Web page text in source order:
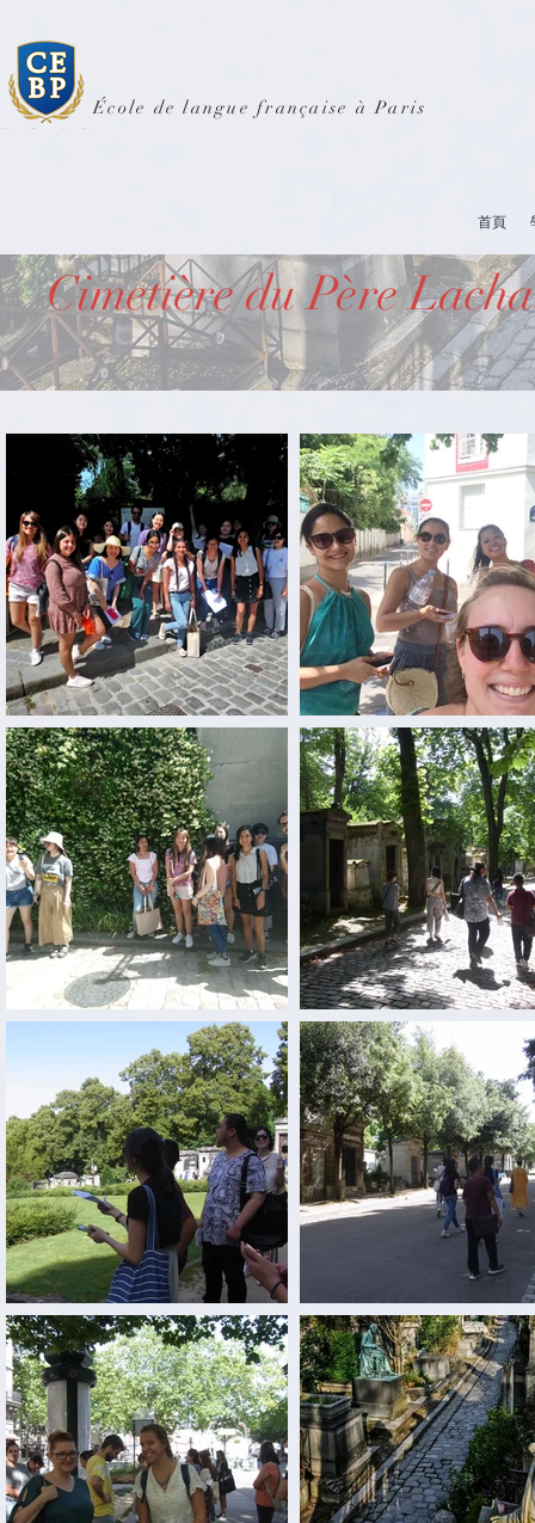
École de langue française à Paris
首頁
Cimetière du Père